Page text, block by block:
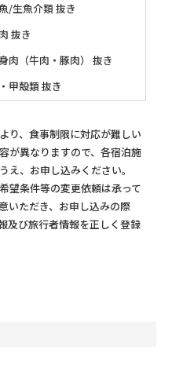
/生魚介類 抜き
抜き
肉（牛肉・豚肉） 抜き
甲殻類 抜き
り、食事制限に対応が難しい
が異なりますので、各宿泊施
え、お申し込みください。
望条件等の変更依頼は承って
いただき、お申し込みの際
及び旅行者情報を正しく登録